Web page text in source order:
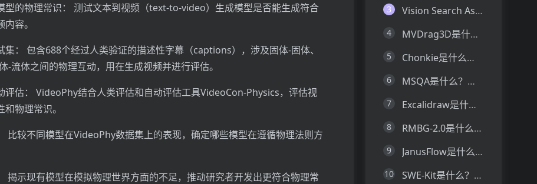
型的物理常识： 测试文本到视频（text-to-video）生成模型是否能生成符合
容。
集： 包含688个经过人类验证的描述性字幕（captions），涉及固体-固体、
-流体之间的物理互动，用在生成视频并进行评估。
评估： VideoPhy结合人类评估和自动评估工具VideoCon-Physics，评估视
物理常识。
比较不同模型在VideoPhy数据集上的表现，确定哪些模型在遵循物理法则方
揭示现有模型在模拟物理世界方面的不足，推动研究者开发出更符合物理常
3 Vision Search Assistant是什么？一文让你看懂Vision Search Assistant的技术原理、主要功能、应用场景
4 MVDrag3D是什么？一文让你看懂MVDrag3D的技术原理、主要功能、应用场景
5 Chonkie是什么？一文让你看懂Chonkie的技术原理、主要功能、应用场景
6 MSQA是什么？一文让你看懂MSQA的技术原理、主要功能、应用场景
7 Excalidraw是什么？一文让你看懂Excalidraw的技术原理、主要功能、应用场景
8 RMBG-2.0是什么？一文让你看懂RMBG-2.0的技术原理、主要功能、应用场景
9 JanusFlow是什么？一文让你看懂JanusFlow的技术原理、主要功能、应用场景
10 SWE-Kit是什么？一文让你看懂SWE-Kit的技术原理、主要功能、应用场景